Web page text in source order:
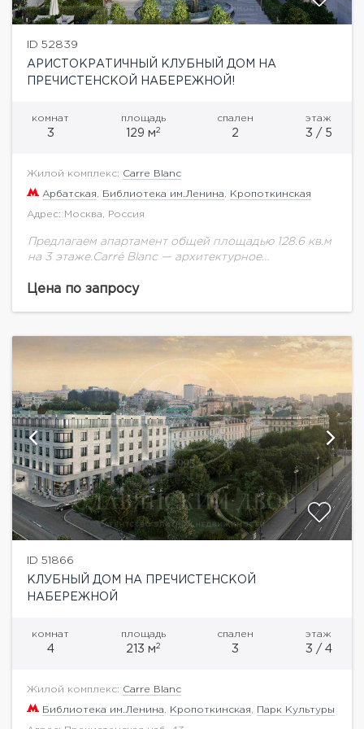
ID 52839
АРИСТОКРАТИЧНЫЙ КЛУБНЫЙ ДОМ НА
ПРЕЧИСТЕНСКОЙ НАБЕРЕЖНОЙ!
комнат
3
площадь
129 м2
спален
2
этаж
3 / 5
Жилой комплекс: Carre Blanc
Арбатская Библиотека им.Ленина Кропоткинская
Адрес: Москва, Россия
Предлагаем апартамент общей площадью 128.6 кв.м
на 3 этаже.Carré Blanc — архитектурное
инновации, идеальную своей простотой форму и
Цена по запросу
ID 51866
КЛУБНЫЙ ДОМ НА ПРЕЧИСТЕНСКОЙ
НАБЕРЕЖНОЙ
комнат
4
площадь
213 м2
спален
3
этаж
3 / 4
Жилой комплекс: Carre Blanc
Библиотека им.Ленина Кропоткинская Парк Культуры